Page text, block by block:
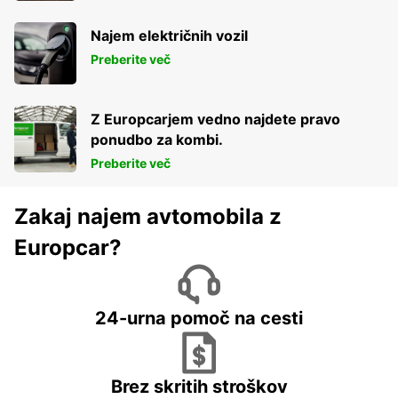
Najem električnih vozil
Preberite več
Z Europcarjem vedno najdete pravo
ponudbo za kombi.
Preberite več
Zakaj najem avtomobila z
Europcar?
24-urna pomoč na cesti
Brez skritih stroškov